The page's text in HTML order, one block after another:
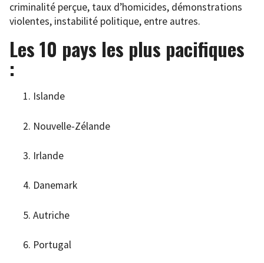
criminalité perçue, taux d’homicides, démonstrations
violentes, instabilité politique, entre autres.
Les 10 pays les plus pacifiques
:
Islande
Nouvelle-Zélande
Irlande
Danemark
Autriche
Portugal